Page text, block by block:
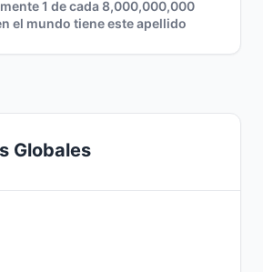
1 de cada 8,000,000,000
el mundo tiene este apellido
Globales